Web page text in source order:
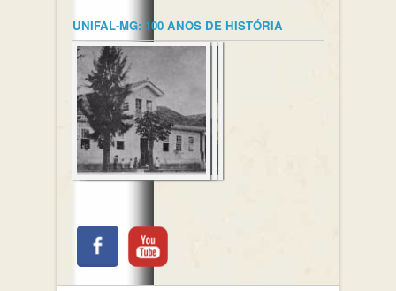
UNIFAL-MG: 100 ANOS DE HISTÓRIA